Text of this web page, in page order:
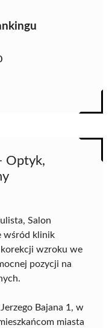
Optyk,
Salon
wśród klinik
wzroku we
pozycji na
Bajana 1, w
miasta